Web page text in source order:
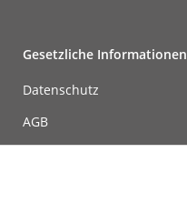
Gesetzliche Informationen
Datenschutz
AGB